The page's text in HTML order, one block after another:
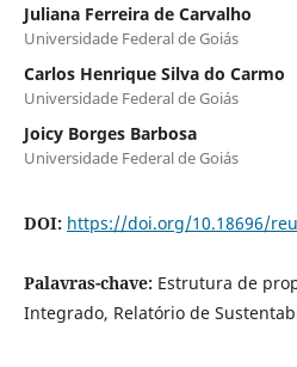
Juliana Ferreira de Carvalho
Universidade Federal de Goiás
Carlos Henrique Silva do Carmo
Universidade Federal de Goiás
Joicy Borges Barbosa
Universidade Federal de Goiás
DOI: https://doi.org/10.18696/
Palavras-chave: Estrutura de
Integrado, Relatório de